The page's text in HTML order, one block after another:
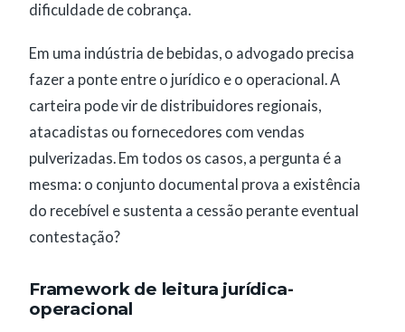
dificuldade de cobrança.
Em uma indústria de bebidas, o advogado precisa
fazer a ponte entre o jurídico e o operacional. A
carteira pode vir de distribuidores regionais,
atacadistas ou fornecedores com vendas
pulverizadas. Em todos os casos, a pergunta é a
mesma: o conjunto documental prova a existência
do recebível e sustenta a cessão perante eventual
contestação?
Framework de leitura jurídica-
operacional